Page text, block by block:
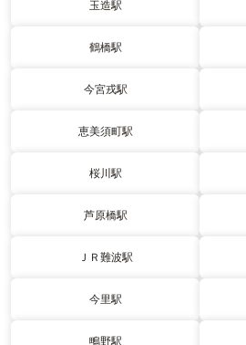
玉造駅
鶴橋駅
今宮戎駅
恵美須町駅
桜川駅
芦原橋駅
ＪＲ難波駅
今里駅
鴫野駅